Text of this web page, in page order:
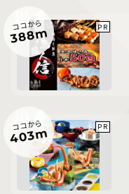
ココから
388m
ココから
403m